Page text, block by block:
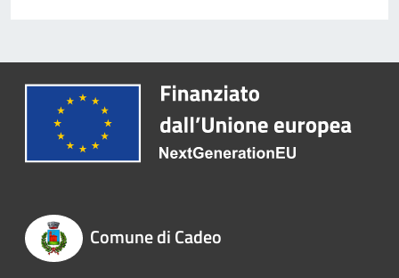
Comune di Cadeo